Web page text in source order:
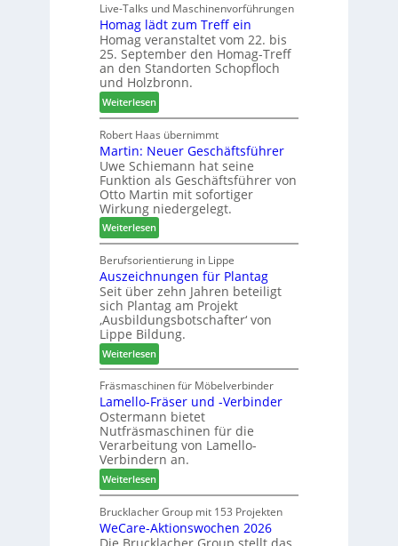
e
n
a
u
s
f
ü
r
W
e
m
h
ö
n
e
r
c
h
e
n
s
t
a
u
r
a
u
m
-
S
o
r
t
i
m
e
n
t
Live-Talks und Maschinenvorführungen
Homag lädt zum Treff ein
Homag veranstaltet vom 22. bis
25. September den Homag-Treff
an den Standorten Schopfloch
und Holzbronn.
Weiterlesen:
H
o
m
a
g
l
ä
d
t
z
u
m
T
r
e
f
f
e
i
n
Robert Haas übernimmt
Martin: Neuer Geschäftsführer
Uwe Schiemann hat seine
Funktion als Geschäftsführer von
Otto Martin mit sofortiger
Wirkung niedergelegt.
Weiterlesen:
M
a
r
t
i
n
:
N
e
u
e
r
G
e
s
c
h
ä
f
Berufsorientierung in Lippe
Auszeichnungen für Plantag
Seit über zehn Jahren beteiligt
sich Plantag am Projekt
‚Ausbildungsbotschafter‘ von
Lippe Bildung.
Weiterlesen:
A
u
s
z
e
i
c
h
n
u
n
Fräsmaschinen für Möbelverbinder
Lamello-Fräser und -Verbinder
Ostermann bietet
Nutfräsmaschinen für die
Verarbeitung von Lamello-
Verbindern an.
Weiterlesen:
L
a
m
e
Brucklacher Group mit 153 Projekten
WeCare-Aktionswochen 2026